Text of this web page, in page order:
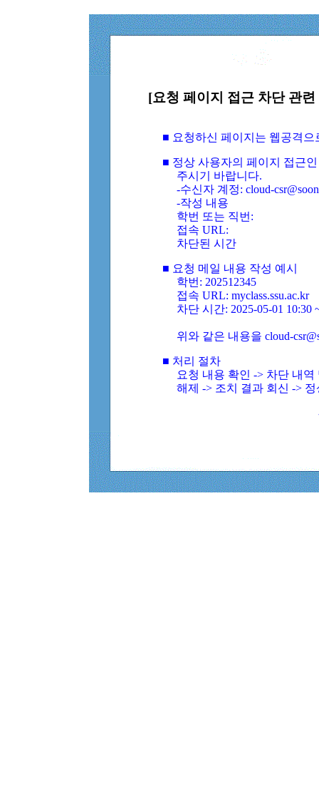
[요청 페이지 접근 차단 관
■ 요청하신 페이지는 웹공격
■ 정상 사용자의 페이지 접근
주시기 바랍니다.
-수신자 계정: cloud-
-작성 내용
학번 또는 직번:
접속 URL:
차단된 시간
■ 요청 메일 내용 작성 예시
학번: 202512345
접속 URL: myclass.ssu.ac.kr
차단 시간: 2025-05-01 10:30
위와 같은 내용을 cloud-
■ 처리 절차
요청 내용 확인 -> 차단 내
해제 -> 조치 결과 회신 ->